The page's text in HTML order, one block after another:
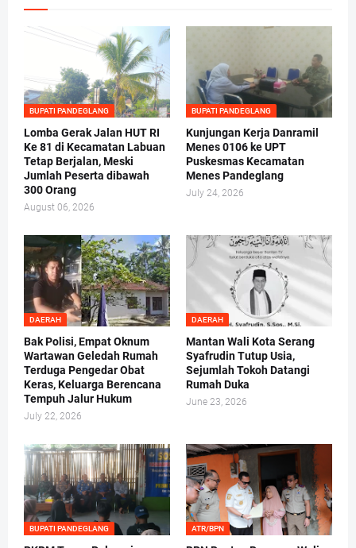
BUPATI PANDEGLANG
Lomba Gerak Jalan HUT RI
Ke 81 di Kecamatan Labuan
Tetap Berjalan, Meski
Jumlah Peserta dibawah
300 Orang
August 06, 2026
BUPATI PANDEGLANG
Kunjungan Kerja Danramil
Menes 0106 ke UPT
Puskesmas Kecamatan
Menes Pandeglang
July 24, 2026
DAERAH
Bak Polisi, Empat Oknum
Wartawan Geledah Rumah
Terduga Pengedar Obat
Keras, Keluarga Berencana
Tempuh Jalur Hukum
July 22, 2026
DAERAH
Mantan Wali Kota Serang
Syafrudin Tutup Usia,
Sejumlah Tokoh Datangi
Rumah Duka
June 23, 2026
BUPATI PANDEGLANG ATR/BPN